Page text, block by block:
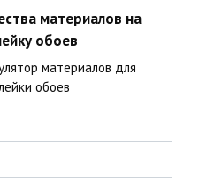
материалов на
обоев
материалов для
обоев